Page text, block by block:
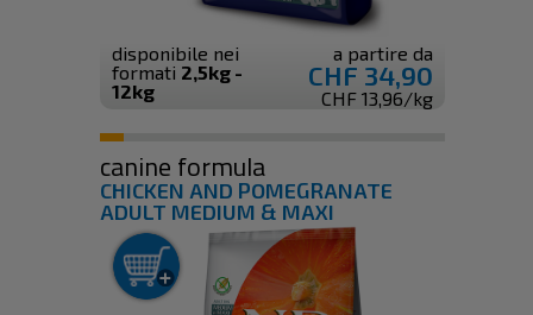
disponibile nei
formati 2,5kg -
12kg
a partire da
CHF 34,90
CHF 13,96/kg
canine formula
CHICKEN AND POMEGRANATE
ADULT MEDIUM & MAXI